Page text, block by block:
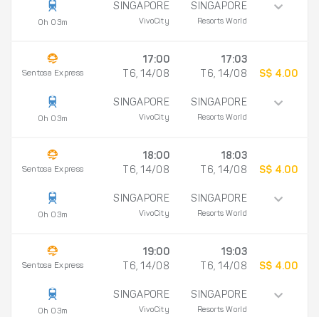
0h 03m
SINGAPORE
VivoCity
SINGAPORE
Resorts World
Sentosa Express
0h 03m
17:00
T6, 14/08
SINGAPORE
VivoCity
17:03
T6, 14/08
SINGAPORE
Resorts World
S$ 4.00
Sentosa Express
0h 03m
18:00
T6, 14/08
SINGAPORE
VivoCity
18:03
T6, 14/08
SINGAPORE
Resorts World
S$ 4.00
Sentosa Express
0h 03m
19:00
T6, 14/08
SINGAPORE
VivoCity
19:03
T6, 14/08
SINGAPORE
Resorts World
S$ 4.00